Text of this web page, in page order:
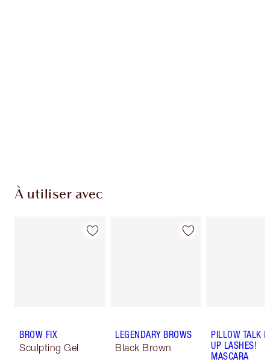
À utiliser avec
BROW FIX
Sculpting Gel
LEGENDARY BROWS
Black Brown
PILLOW TALK
UP LASHES!
MASCARA